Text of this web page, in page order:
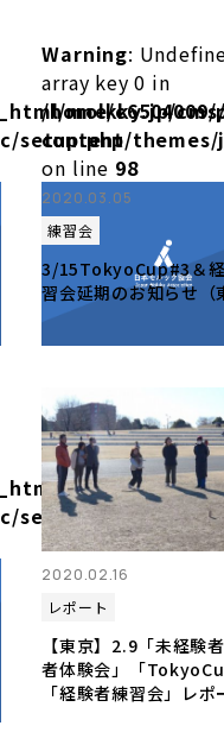
molkky.jp/
setup.php
Warning:
array key 0 in
/home/
content/
on line 98
2020.03.05
練習会
3/15TokyoCup#3＆
習会延期のお知らせ（
molkky.jp/
setup.php
2020.02.16
レポート
【東京】2.9「未経験
者体験会」「
「経験者練習会」レポ